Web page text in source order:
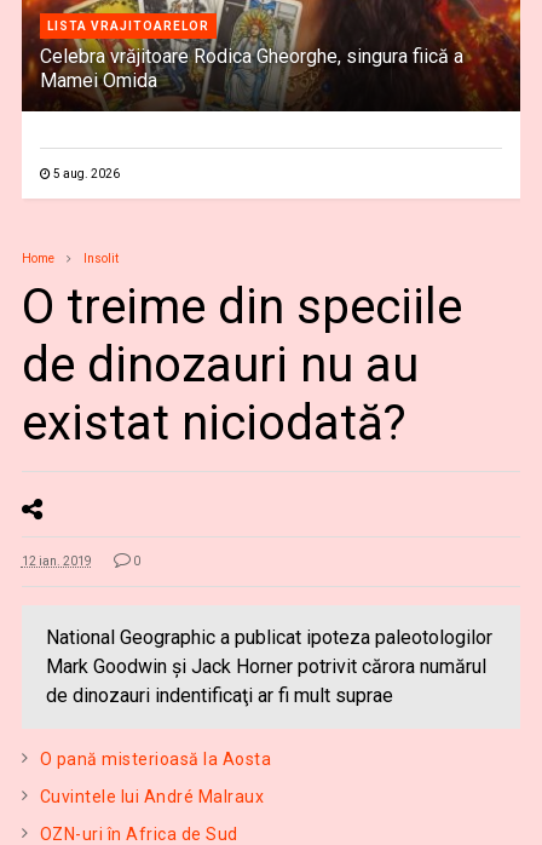
LISTA VRAJITOARELOR
Celebra vrăjitoare Rodica Gheorghe, singura fiică a
Mamei Omida
5 aug. 2026
Home Insolit
O treime din speciile
de dinozauri nu au
existat niciodată?
12 ian. 2019 0
National Geographic a publicat ipoteza paleotologilor
Mark Goodwin şi Jack Horner potrivit cărora numărul
de dinozauri indentificaţi ar fi mult suprae
O pană misterioasă la Aosta
Cuvintele lui André Malraux
OZN-uri în Africa de Sud